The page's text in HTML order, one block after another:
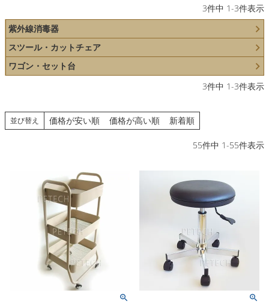
3件中 1-3件表示
紫外線消毒器
スツール・カットチェア
ワゴン・セット台
3件中 1-3件表示
並び替え 価格が安い順 価格が高い順 新着順
55件中 1-55件表示